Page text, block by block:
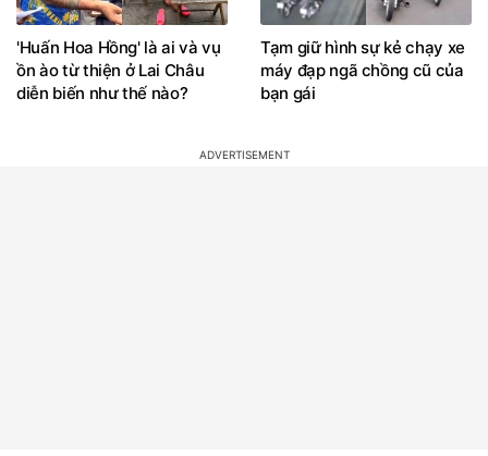
'Huấn Hoa Hồng' là ai và vụ
ồn ào từ thiện ở Lai Châu
diễn biến như thế nào?
Tạm giữ hình sự kẻ chạy xe
máy đạp ngã chồng cũ của
bạn gái